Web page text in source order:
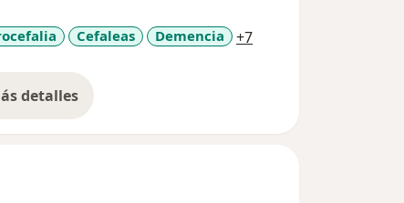
Central en 2001.
cognitivo y prevención de
Neurología.
Cefaleas Demencia +7a11y_sr_more_diseases
detalles
sobre la experiencia